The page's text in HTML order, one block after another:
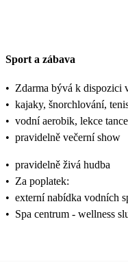
Sport a zábava
• Zdarma bývá k dispozici
• kajaky, šnorchlování,
• vodní aerobik, lekce
• pravidelně večerní show
• pravidelně živá hudba
• Za poplatek:
• externí nabídka vodních
• Spa centrum - wellness